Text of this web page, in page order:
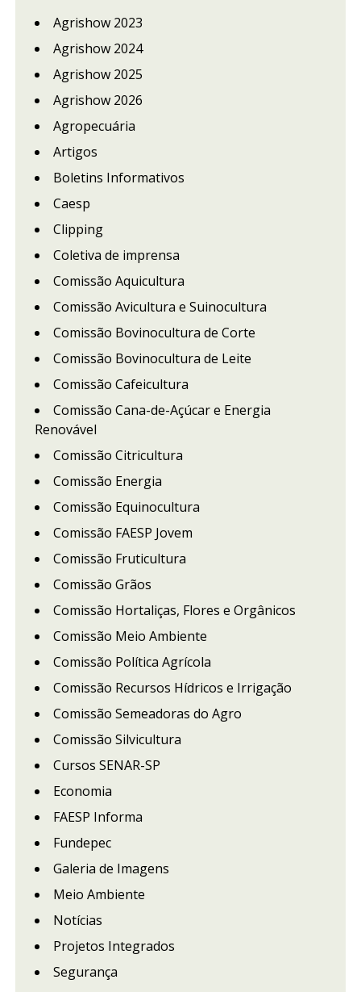
Agrishow 2023
Agrishow 2024
Agrishow 2025
Agrishow 2026
Agropecuária
Artigos
Boletins Informativos
Caesp
Clipping
Coletiva de imprensa
Comissão Aquicultura
Comissão Avicultura e Suinocultura
Comissão Bovinocultura de Corte
Comissão Bovinocultura de Leite
Comissão Cafeicultura
Comissão Cana-de-Açúcar e Energia
Renovável
Comissão Citricultura
Comissão Energia
Comissão Equinocultura
Comissão FAESP Jovem
Comissão Fruticultura
Comissão Grãos
Comissão Hortaliças, Flores e Orgânicos
Comissão Meio Ambiente
Comissão Política Agrícola
Comissão Recursos Hídricos e Irrigação
Comissão Semeadoras do Agro
Comissão Silvicultura
Cursos SENAR-SP
Economia
FAESP Informa
Fundepec
Galeria de Imagens
Meio Ambiente
Notícias
Projetos Integrados
Segurança